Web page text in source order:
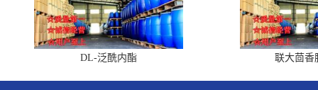
DL-泛酰内酯 联大茴香